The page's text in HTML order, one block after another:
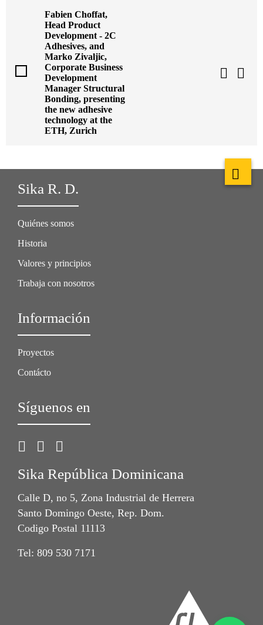
Fabien Choffat,
Head Product
Development - 2C
Adhesives, and
Marko Zivaljic,
Corporate Business
Development
Manager Structural
Bonding, presenting
the new adhesive
technology at the
ETH, Zurich
Sika R. D.
Quiénes somos
Historia
Valores y principios
Trabaja con nosotros
Información
Proyectos
Contácto
Síguenos en
Sika República Dominicana
Calle D, no 5, Zona Industrial de Herrera
Santo Domingo Oeste, Rep. Dom.
Codigo Postal 11113
Tel: 809 530 7171